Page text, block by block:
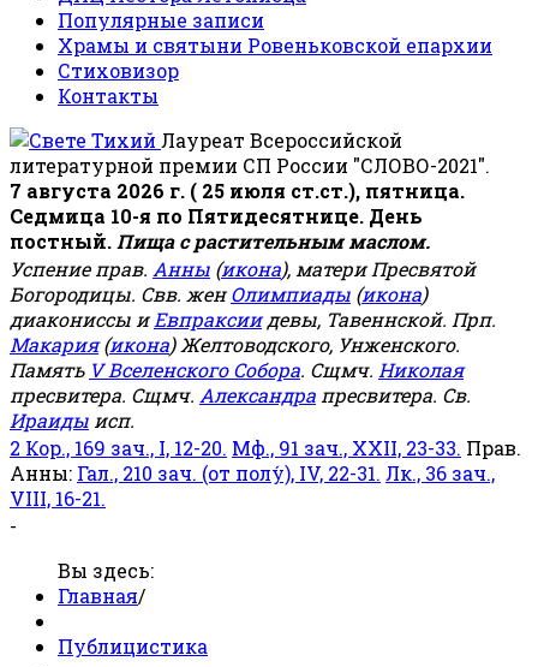
Популярные записи
Храмы и святыни Ровеньковской епархии
Стиховизор
Контакты
Лауреат Всероссийской
литературной премии СП России "СЛОВО-2021".
7 августа 2026 г. ( 25 июля ст.ст.), пятница.
Седмица 10-я по Пятидесятнице. День
постный. Пища с растительным маслом.
Успение прав. Анны (икона), матери Пресвятой
Богородицы. Свв. женОлимпиады (икона)
диакониссы иЕвпраксиидевы, Тавеннской. Прп.
Макария(икона) Желтоводского, Унженского.
Память V Вселенского Собора. Сщмч. Николая
пресвитера. Сщмч. Александра пресвитера. Св.
Ираиды исп.
2 Кор., 169 зач., I, 12-20. Мф., 91 зач., XXII, 23-33. Прав.
Анны: Гал., 210 зач. (от полу́), IV, 22-31. Лк., 36 зач.,
VIII, 16-21.
-
Вы здесь:
Главная/
Публицистика